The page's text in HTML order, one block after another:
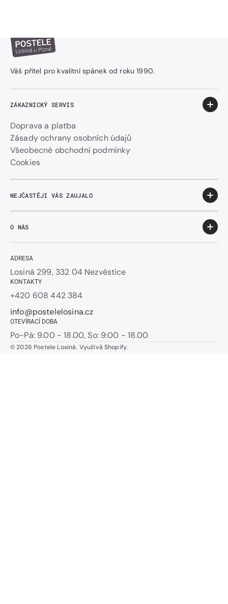
Váš přítel pro kvalitní spánek od roku 1990.
ZÁKAZNICKÝ SERVIS
Doprava a platba
Zásady ochrany osobních údajů
Všeobecné obchodní podmínky
Cookies
NEJČASTĚJI VÁS ZAUJALO
O NÁS
ADRESA
Losiná 299, 332 04 Nezvěstice
KONTAKTY
+420 608 442 384
info@postelelosina.cz
OTEVÍRACÍ DOBA
Po-Pá: 9.00 - 18.00, So: 9:00 - 18.00
© 2026 Postele Losiná. Využívá Shopify.